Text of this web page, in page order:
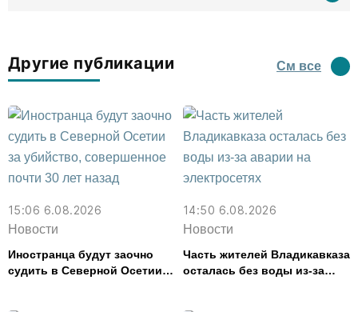
Другие публикации См все
15:06 6.08.2026
Новости
Иностранца будут заочно
судить в Северной Осетии
14:50 6.08.2026
Новости
Часть жителей Владикавказа
осталась без воды из-за